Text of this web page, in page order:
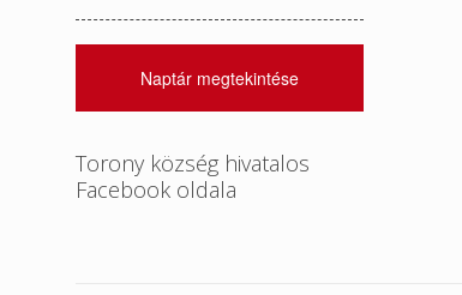
Naptár megtekintése
Torony község hivatalos
Facebook oldala